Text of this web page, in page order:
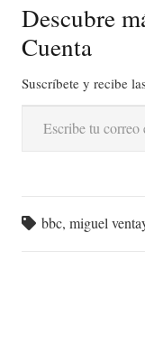
Descubre
Cuenta
Suscríbete y recibe
Escribe tu correo electrónico…
bbc,miguel